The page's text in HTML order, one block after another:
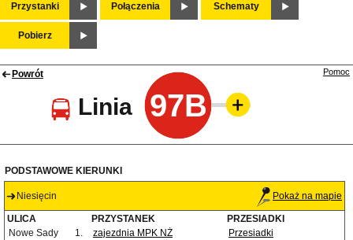
Przystanki Połączenia Schematy
Pobierz
Powrót
Linia 97B
Pomoc
PODSTAWOWE KIERUNKI
Niesięcin Pokaż na mapie
ULICA PRZYSTANEK
PRZESIADKI
Nowe Sady
1. zajezdnia MPK NŻ
Przesiadki